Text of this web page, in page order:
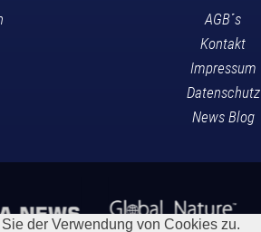
der Verwendung von Cookies zu.
AGB´s
Kontakt
Impressum
Datenschutz
News Blog